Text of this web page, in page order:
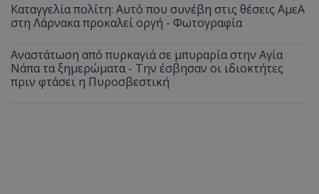
Καταγγελία πολίτη: Αυτό που συνέβη στις θέσεις ΑμεΑ
στη Λάρνακα προκαλεί οργή - Φωτογραφία
Αναστάτωση από πυρκαγιά σε μπυραρία στην Αγία
Νάπα τα ξημερώματα - Την έσβησαν οι ιδιοκτήτες
πριν φτάσει η Πυροσβεστική